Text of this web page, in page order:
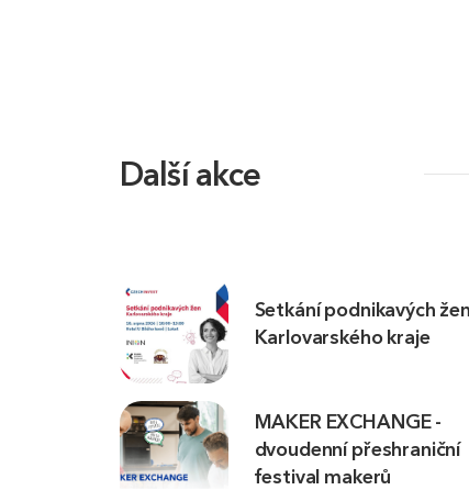
Další akce
Setkání podnikavých žen
Karlovarského kraje
MAKER EXCHANGE -
dvoudenní přeshraniční
festival makerů